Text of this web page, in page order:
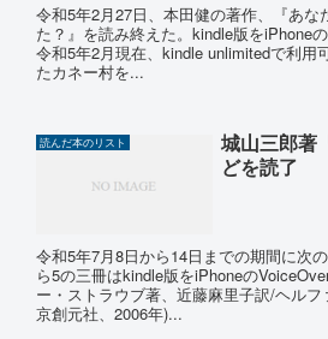
令和5年2月27日、本田健の著作、『あな
た？』を読み終えた。kindle版をiPhone
令和5年2月現在、kindle unlimitedで利用
たカネー村を...
読んだ本のリスト
城山三郎著
どを読了
令和5年7月8日から14日までの期間に次
ら5の三冊はkindle版をiPhoneの
ー・ストラウブ著、近藤麻里子訳/ヘル
京創元社、2006年)...